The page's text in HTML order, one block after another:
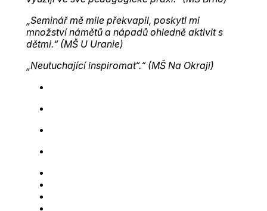
„Seminář mě mile překvapil, poskytl mi
množství námětů a nápadů ohledně aktivit s
dětmi.“ (MŠ U Uranie)
„Neutuchající inspiromat“.“ (MŠ Na Okraji)